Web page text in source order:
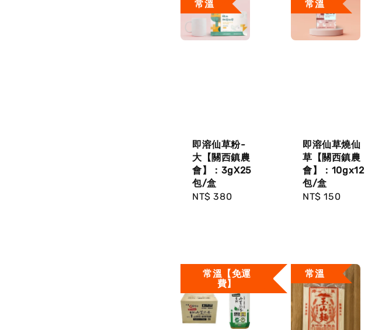
常溫
即溶仙草粉-
大【關西鎮農
會】：3gX25
包/盒
Regular
NT$ 380
常溫
即溶仙草燒仙
草【關西鎮農
會】：10gx12
包/盒
Regular
NT$ 150
常溫【免運
費】
常溫